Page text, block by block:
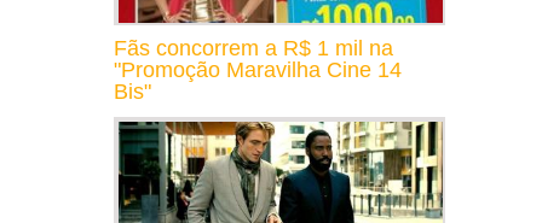
Fãs concorrem a R$ 1 mil na
"Promoção Maravilha Cine 14
Bis"